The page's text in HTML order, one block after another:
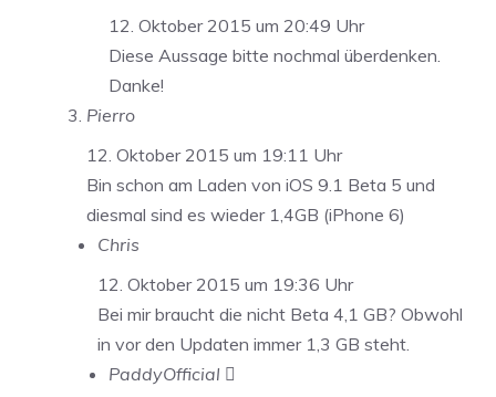
12. Oktober 2015 um 20:49 Uhr
Diese Aussage bitte nochmal überdenken.
Danke!
Pierro
12. Oktober 2015 um 19:11 Uhr
Bin schon am Laden von iOS 9.1 Beta 5 und
diesmal sind es wieder 1,4GB (iPhone 6)
Chris
12. Oktober 2015 um 19:36 Uhr
Bei mir braucht die nicht Beta 4,1 GB? Obwohl
in vor den Updaten immer 1,3 GB steht.
PaddyOfficial 